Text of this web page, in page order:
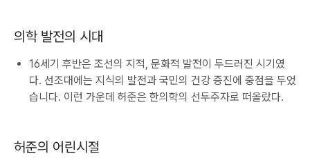
의학 발전의 시대
16세기 후반은 조선의 지적, 문화적 발전이 두드러진 시기였
다. 선조대에는 지식의 발전과 국민의 건강 증진에 중점을 두었
습니다. 이런 가운데 허준은 한의학의 선두주자로 떠올랐다.
허준의 어린시절